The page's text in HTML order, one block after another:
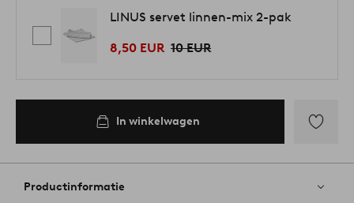
LINUS servet linnen-mix 2-pak
8,50 EUR 10 EUR
In winkelwagen
aan
Productinformatie